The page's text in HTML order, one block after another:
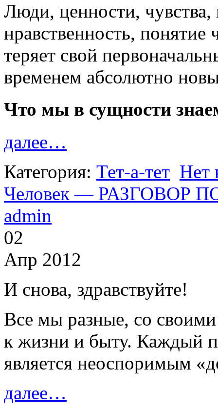
Люди, ценности, чувства,
нравственность, понятие
теряет свой
временем абсолютно
Что мы в сущности
далее…
Категория: Тет-а-тет Нет
Человек — РАЗГОВОР
admin
02
Апр 2012
И снова, здравствуйте!
Все мы разные, со
к жизни и быту. Каждый
является неоспоримым
далее…